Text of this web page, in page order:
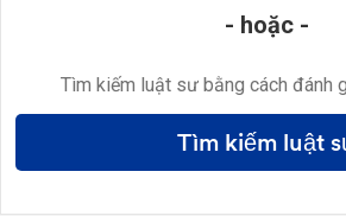
- hoặc -
Tìm kiếm luật sư bằng cách đánh
Tìm kiếm luật